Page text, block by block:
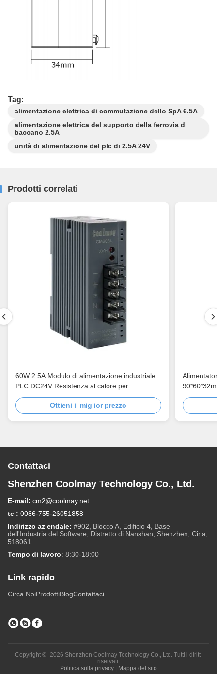
Tag:
alimentazione elettrica di commutazione dello SpA 6.5A
alimentazione elettrica del supporto della ferrovia di
baccano 2.5A
unità di alimentazione del plc di 2.5A 24V
Prodotti correlati
60W 2.5A Modulo di alimentazione industriale
PLC DC24V Resistenza al calore per
l'automazione
Ottieni il miglior prezzo
63HZ
Contattaci
Shenzhen Coolmay Technology Co., Ltd.
E-mail: cm2@coolmay.net
tel: 0086-755-26051858
Indirizzo aziendale: #902, Blocco A, Edificio 4, Base
dell'Industria del Software, Distretto di Nanshan, Shenzhen, Cina,
518061
Tempo di lavoro: 8:30-18:00
Link rapido
Circa NoiProdottiBlogContattaci
Copyright © -2026 Shenzhen Coolmay Technology Co., Ltd. Tutti i diritti
riservati.
Politica sulla privacy
Mappa del sito